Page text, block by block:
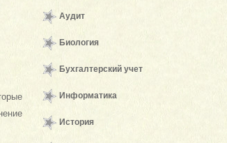
Аудит
Биология
Бухгалтерский учет
Информатика
История